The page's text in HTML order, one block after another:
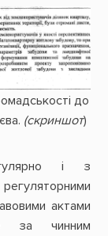
до
(скриншот)
і з
актами
за чинним